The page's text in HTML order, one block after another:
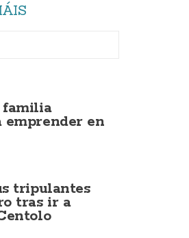
familia
emprender en
tripulantes
tras ir a